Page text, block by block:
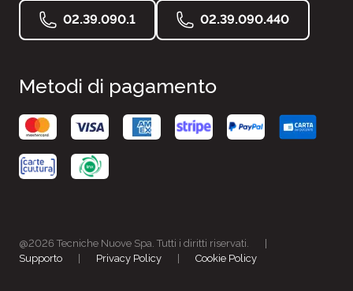
02.39.090.1 02.39.090.440
Metodi di pagamento
@2026 Tecniche Nuove Spa. Tutti i diritti riservati.
Supporto
Privacy Policy Cookie Policy